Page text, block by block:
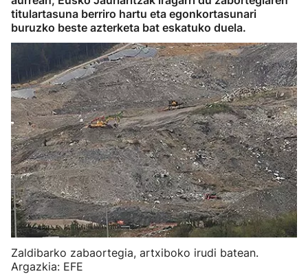
titulartasuna berriro hartu eta egonkortasunari
buruzko beste azterketa bat eskatuko duela.
Zaldibarko zabaortegia, artxiboko irudi batean.
Argazkia: EFE